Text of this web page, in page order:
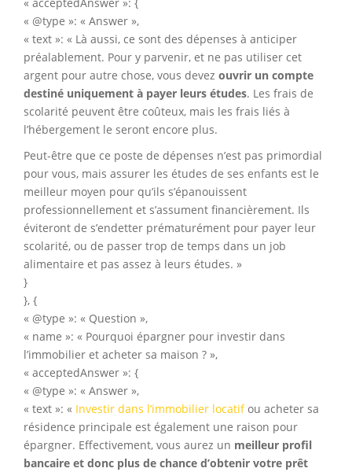
« @type »: « Answer »,
« text »: « Là aussi, ce sont des dépenses à anticiper
préalablement. Pour y parvenir, et ne pas utiliser cet
argent pour autre chose, vous devez ouvrir un compte
destiné uniquement à payer leurs études. Les frais de
scolarité peuvent être coûteux, mais les frais liés à
l’hébergement le seront encore plus.
Peut-être que ce poste de dépenses n’est pas primordial
pour vous, mais assurer les études de ses enfants est le
meilleur moyen pour qu’ils s’épanouissent
professionnellement et s’assument financièrement. Ils
éviteront de s’endetter prématurément pour payer leur
scolarité, ou de passer trop de temps dans un job
alimentaire et pas assez à leurs études. »
}
}, {
« @type »: « Question »,
« name »: « Pourquoi épargner pour investir dans
l’immobilier et acheter sa maison ? »,
« acceptedAnswer »: {
« @type »: « Answer »,
« text »: « Investir dans l’immobilier locatifou acheter sa
résidence principale est également une raison pour
épargner. Effectivement, vous aurez un meilleur profil
bancaire et donc plus de chance d’obtenir votre prêt